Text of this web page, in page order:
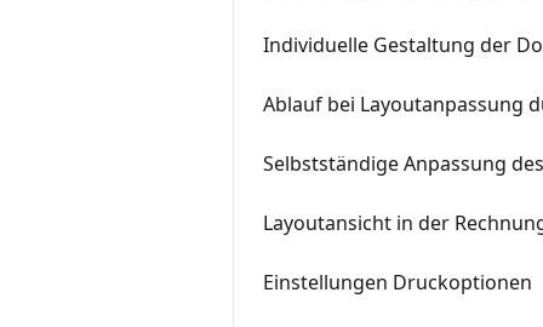
Individuelle Gestaltung der
Ablauf bei Layoutanpassung
Selbstständige Anpassung
Layoutansicht in der
Einstellungen Druckoptionen